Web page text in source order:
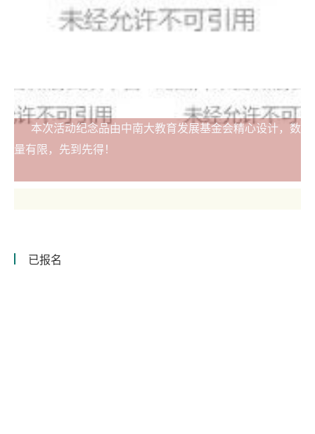
本次活动纪念品由中南大教育发展基金会精心设计，数
量有限，先到先得！
已报名